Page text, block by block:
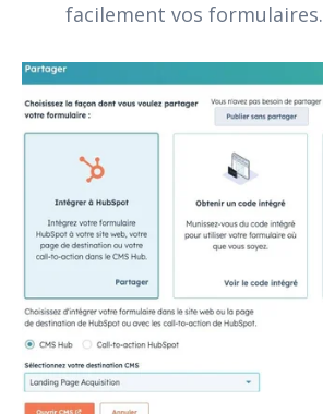
facilement vos formulaires.